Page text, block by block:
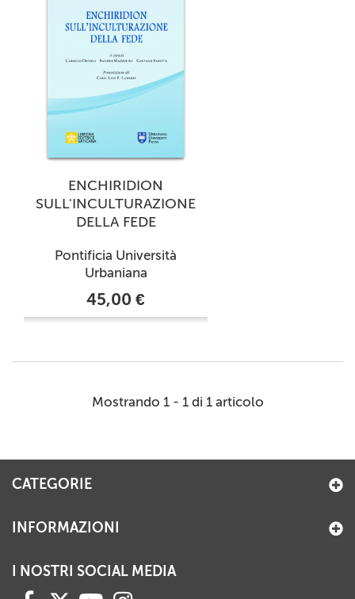
ENCHIRIDION
SULL'INCULTURAZIONE
DELLA FEDE
Pontificia Università
Urbaniana
45,00 €
Mostrando 1 - 1 di 1 articolo
CATEGORIE
INFORMAZIONI
I NOSTRI SOCIAL MEDIA